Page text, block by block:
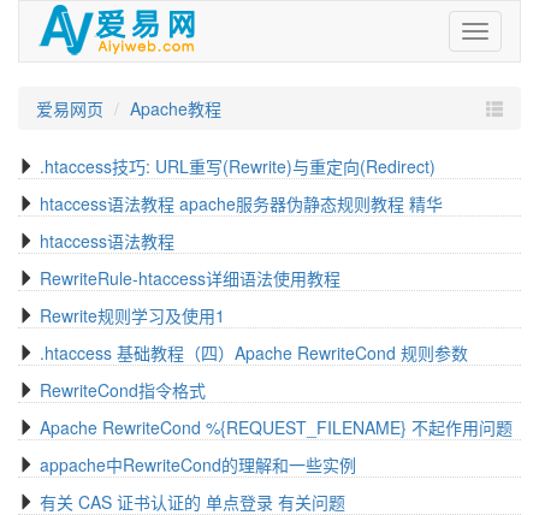
爱
易
爱易网页
Apache教程
.htaccess技巧: URL重写(Rewrite)与重定向(Redirect)
htaccess语法教程 apache服务器伪静态规则教程 精华
htaccess语法教程
RewriteRule-htaccess详细语法使用教程
Rewrite规则学习及使用1
.htaccess 基础教程（四）Apache RewriteCond 规则参数
RewriteCond指令格式
Apache RewriteCond %{REQUEST_FILENAME} 不起作用问题
appache中RewriteCond的理解和一些实例
有关 CAS 证书认证的 单点登录 有关问题